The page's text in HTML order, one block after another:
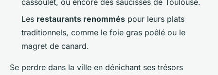
cassoulet, ou encore des saucisses de Toulouse.
Les restaurants renommés pour leurs plats
traditionnels, comme le foie gras poêlé ou le
magret de canard.
Se perdre dans la ville en dénichant ses trésors